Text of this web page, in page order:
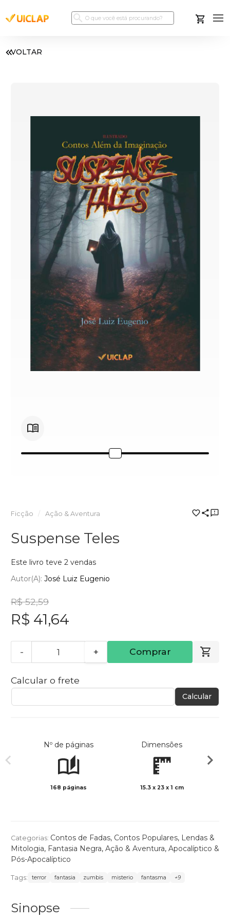
VOLTAR
Ficção Ação & Aventura
Suspense Teles
Este livro teve 2 vendas
Autor(a): José Luiz Eugenio
R$ 52,59
R$ 41,64
- + Comprar
Calcular o frete
Calcular
Nº de páginas
168 páginas
Dimensões
15.3 x 23 x 1 cm
Categorias: Contos de Fadas, Contos Populares, Lendas &
Mitologia, Fantasia Negra, Ação & Aventura, Apocalíptico &
Pós-Apocalíptico
Tags: terror fantasia zumbis misterio fantasma +9
Sinopse